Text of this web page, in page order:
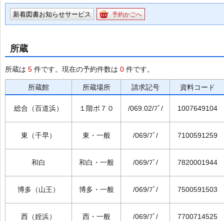
新着図書お知らせサービス 予約かごへ
所蔵
所蔵は 5 件です。現在の予約件数は 0 件です。
所蔵館 所蔵場所 請求記号 資料コード
総合（百道浜） １階ポ７０ /069.02/ﾌﾞ/ 1007649104
東（千早） 東・一般 /069/ﾌﾞ/ 7100591259
和白 和白・一般 /069/ﾌﾞ/ 7820001944
博多（山王） 博多・一般 /069/ﾌﾞ/ 7500591503
西（姪浜） 西・一般 /069/ﾌﾞ/ 7700714525